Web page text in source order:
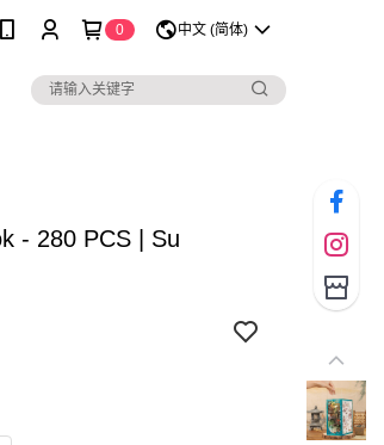
0 中文 (简体)
- 280 PCS | Su